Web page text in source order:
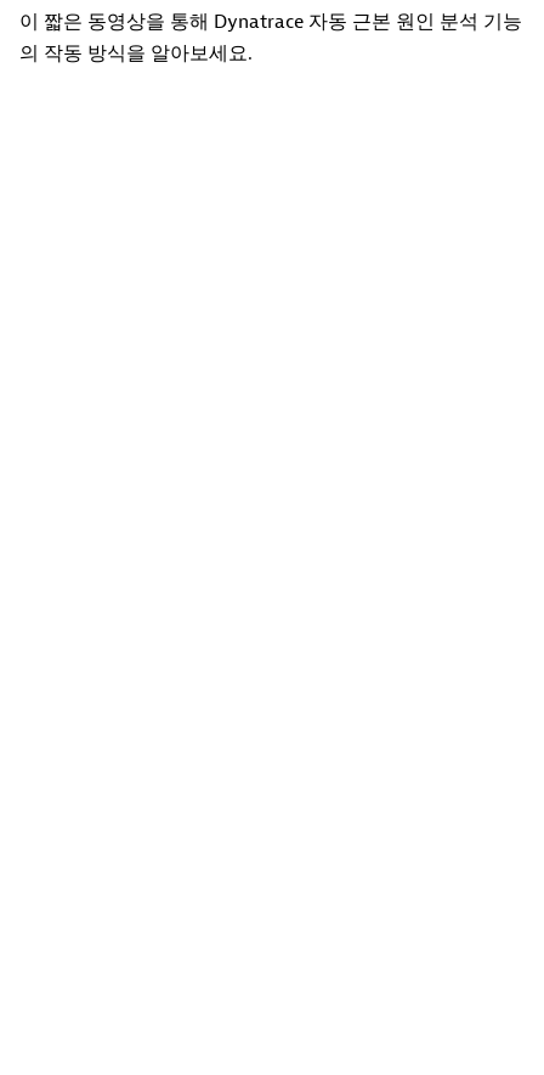
이 짧은 동영상을 통해 Dynatrace 자동 근본 원인 분석 기능
의 작동 방식을 알아보세요.